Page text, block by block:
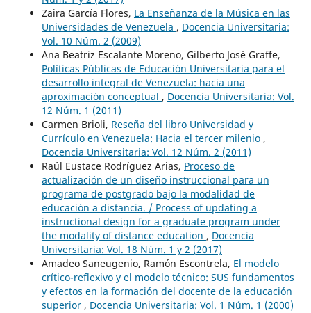
Zaira García Flores, La Enseñanza de la Música en las
Universidades de Venezuela , Docencia Universitaria:
Vol. 10 Núm. 2 (2009)
Ana Beatriz Escalante Moreno, Gilberto José Graffe,
Políticas Públicas de Educación Universitaria para el
desarrollo integral de Venezuela: hacia una
aproximación conceptual , Docencia Universitaria: Vol.
12 Núm. 1 (2011)
Carmen Brioli, Reseña del libro Universidad y
Currículo en Venezuela: Hacia el tercer milenio ,
Docencia Universitaria: Vol. 12 Núm. 2 (2011)
Raúl Eustace Rodríguez Arias, Proceso de
actualización de un diseño instruccional para un
programa de postgrado bajo la modalidad de
educación a distancia. / Process of updating a
instructional design for a graduate program under
the modality of distance education , Docencia
Universitaria: Vol. 18 Núm. 1 y 2 (2017)
Amadeo Saneugenio, Ramón Escontrela, El modelo
crítico-reflexivo y el modelo técnico: SUS fundamentos
y efectos en la formación del docente de la educación
superior , Docencia Universitaria: Vol. 1 Núm. 1 (2000)